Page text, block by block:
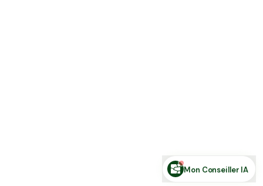
Mon Conseiller IA